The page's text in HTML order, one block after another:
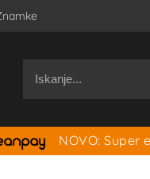
NOVO: Super